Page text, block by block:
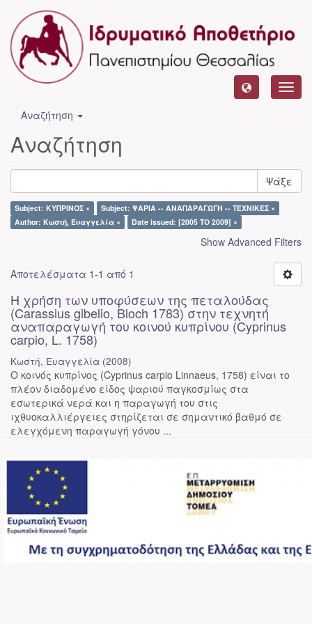
Αναζήτηση
Αναζήτηση
Ψάξε
Subject: ΚΥΠΡΙΝΟΣ ×
Subject: ΨΑΡΙΑ -- ΑΝΑΠΑΡΑΓΩΓΗ -- ΤΕΧΝΙΚΕΣ ×
Author: Κωστή, Ευαγγελία ×
Date issued: [2005 TO 2009] ×
Show Advanced Filters
Αποτελέσματα 1-1 από 1
Η χρήση των υποφύσεων της πεταλούδας
(Carassius gibelio, Bloch 1783) στην τεχνητή
αναπαραγωγή του κοινού κυπρίνου (Cyprinus
carpio, L. 1758)
Κωστή, Ευαγγελία (2008)
Ο κοινός κυπρίνος (Cyprinus carpio Linnaeus, 1758) είναι το
πλέον διαδομένο είδος ψαριού παγκοσμίως στα
εσωτερικά νερά και η παραγωγή του στις
ιχθυοκαλλιέργειες στηρίζεται σε σημαντικό βαθμό σε
ελεγχόμενη παραγωγή γόνου ...